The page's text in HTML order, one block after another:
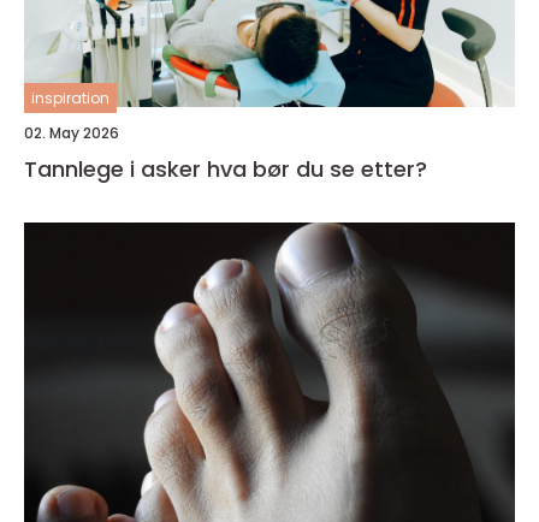
inspiration
02. May 2026
Tannlege i asker hva bør du se etter?